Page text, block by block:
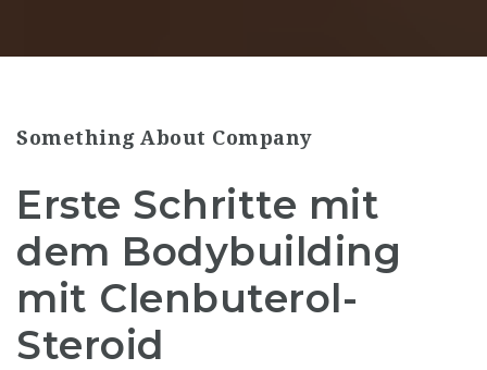
Something About Company
Erste Schritte mit
dem Bodybuilding
mit Clenbuterol-
Steroid